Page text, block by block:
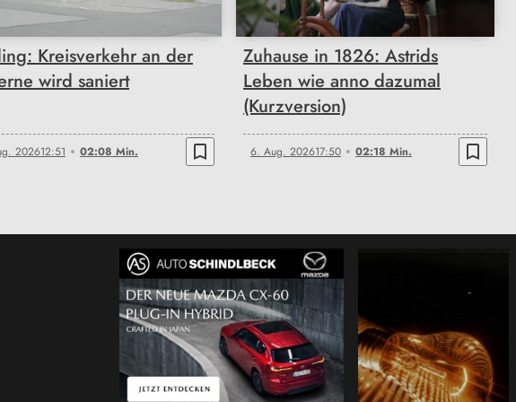
Kreisverkehr an der
wird saniert
202612:51 02:08 Min. bookmark_border
Zuhause in 1826: Astrids
Leben wie anno dazumal
(Kurzversion)
6. Aug. 202617:50 02:18 Min. bookmark_border